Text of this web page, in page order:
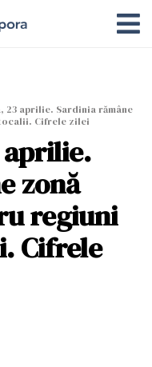
23 aprilie. Sardinia rămâne
Cifrele zilei
zonă
regiuni
Cifrele